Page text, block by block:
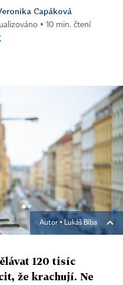
Capáková
▪ 10 min. čtení
Autor ▪ Lukáš Bíba
120 tisíc
že krachují. Ne